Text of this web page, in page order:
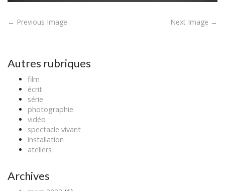
P
t
o
← Previous Image Next Image →
Autres rubriques
film
écrit
série
photographie
vidéo
spectacle vivant
installation
ateliers
Archives